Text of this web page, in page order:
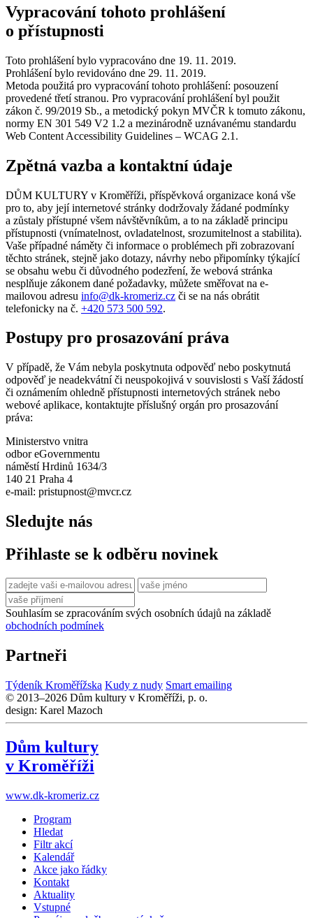
Vypracování tohoto prohlášení
o přístupnosti
Toto prohlášení bylo vypracováno dne 19. 11. 2019.
Prohlášení bylo revidováno dne 29. 11. 2019.
Metoda použitá pro vypracování tohoto prohlášení: posouzení
provedené třetí stranou. Pro vypracování prohlášení byl použit
zákon č. 99/2019 Sb., a metodický pokyn MVČR k tomuto zákonu,
normy EN 301 549 V2 1.2 a mezinárodně uznávanému standardu
Web Content Accessibility Guidelines – WCAG 2.1.
Zpětná vazba a kontaktní údaje
DŮM KULTURY v Kroměříži, příspěvková organizace koná vše
pro to, aby její internetové stránky dodržovaly žádané podmínky
a zůstaly přístupné všem návštěvníkům, a to na základě principu
přístupnosti (vnímatelnost, ovladatelnost, srozumitelnost a stabilita).
Vaše případné náměty či informace o problémech při zobrazovaní
těchto stránek, stejně jako dotazy, návrhy nebo připomínky týkající
se obsahu webu či důvodného podezření, že webová stránka
nesplňuje zákonem dané požadavky, můžete směřovat na e-
mailovou adresu info@dk-kromeriz.cz či se na nás obrátit
telefonicky na č. +420 573 500 592.
Postupy pro prosazování práva
V případě, že Vám nebyla poskytnuta odpověď nebo poskytnutá
odpověď je neadekvátní či neuspokojivá v souvislosti s Vaší žádostí
či oznámením ohledně přístupnosti internetových stránek nebo
webové aplikace, kontaktujte příslušný orgán pro prosazování
práva:
Ministerstvo vnitra
odbor eGovernmentu
náměstí Hrdinů 1634/3
140 21 Praha 4
e-mail: pristupnost@mvcr.cz
Sledujte nás
Přihlaste se k odběru novinek
Souhlasím se zpracováním svých osobních údajů na základě
obchodních podmínek
Partneři
Týdeník Kroměřížska Kudy z nudy Smart emailing
© 2013–2026 Dům kultury v Kroměříži, p. o.
design: Karel Mazoch
Dům kultury
v Kroměříži
www.dk-kromeriz.cz
Program
Hledat
Filtr akcí
Kalendář
Akce jako řádky
Kontakt
Aktuality
Vstupné